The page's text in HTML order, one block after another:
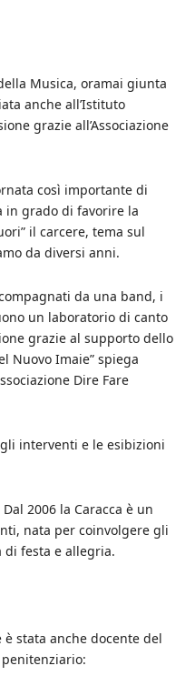
Musica, oramai giunta
anche all’Istituto
grazie all’Associazione
così importante di
in grado di favorire la
il carcere, tema sul
da diversi anni.
da una band, i
un laboratorio di canto
grazie al supporto dello
Nuovo Imaie” spiega
Dire Fare
interventi e le esibizioni
2006 la Caracca è un
nata per coinvolgere gli
festa e allegria.
stata anche docente del